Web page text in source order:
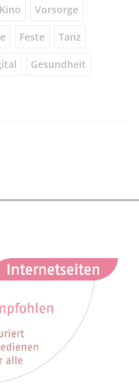
Kino Vorsorge
Feste Tanz
Gesundheit